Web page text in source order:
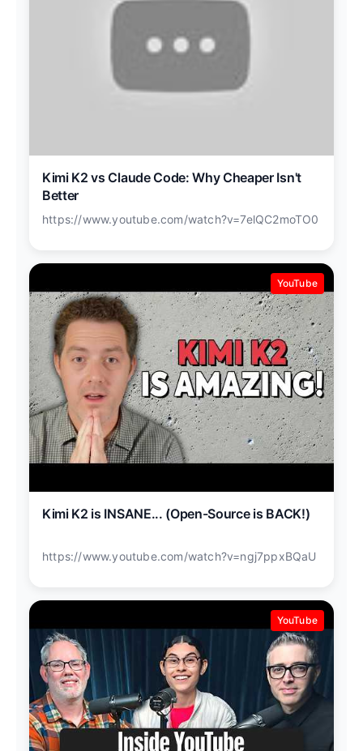
Kimi K2 vs Claude Code: Why Cheaper Isn't
Better
https://www.youtube.com/watch?v=7elQC2moTO0
YouTube
Kimi K2 is INSANE... (Open-Source is BACK!)
https://www.youtube.com/watch?v=ngj7ppxBQaU
YouTube